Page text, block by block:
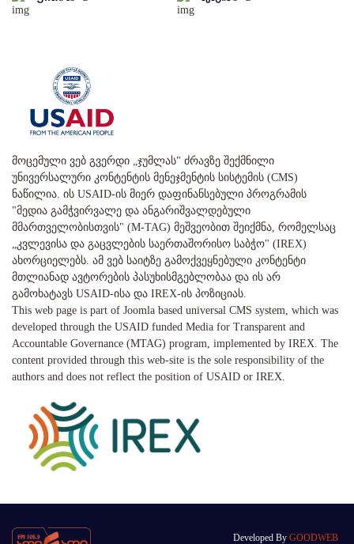
მოცემული ვებ გვერდი „ჯუმლას" ძრავზე შექმნილი
უნივერსალური კონტენტის მენეჯმენტის სისტემის (CMS)
ნაწილია. ის USAID-ის მიერ დაფინანსებული პროგრამის
"მედია გამჭვირვალე და ანგარიშვალდებული
მმართველობისთვის" (M-TAG) მეშვეობით შეიქმნა, რომელსაც
„კვლევისა და გაცვლების საერთაშორისო საბჭო" (IREX)
ახორციელებს. ამ ვებ საიტზე გამოქვეყნებული კონტენტი
მთლიანად ავტორების პასუხისმგებლობაა და ის არ
გამოხატავს USAID-ისა და IREX-ის პოზიციას.
This web page is part of Joomla based universal CMS system, which was
developed through the USAID funded Media for Transparent and
Accountable Governance (MTAG) program, implemented by IREX. The
content provided through this web-site is the sole responsibility of the
authors and does not reflect the position of USAID or IREX.
Developed By GOODWEB